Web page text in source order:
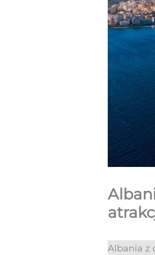
Albania z